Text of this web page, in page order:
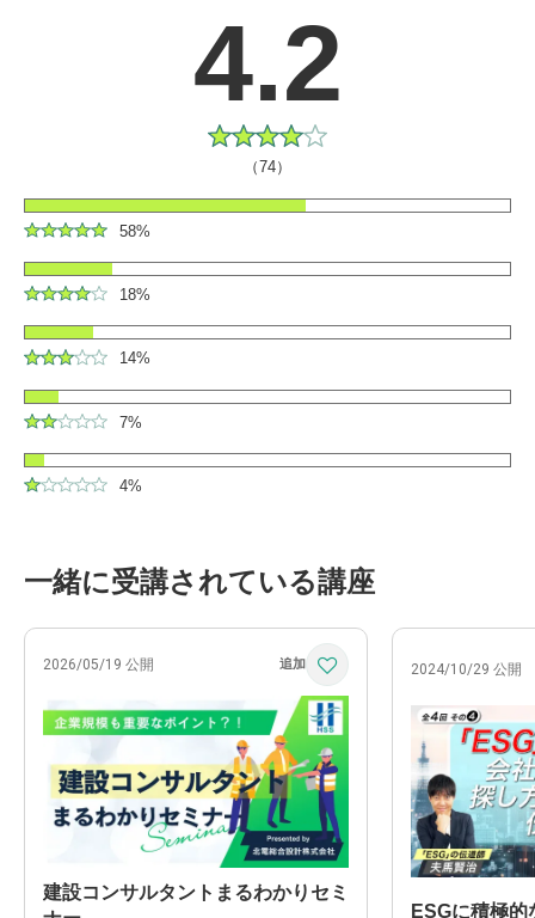
4.2
（74）
58%
18%
14%
7%
4%
一緒に受講されている講座
2026/05/19 公開
建設コンサルタントまるわかりセミ
2024/10/29 公開
ESGに積極